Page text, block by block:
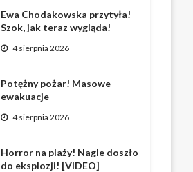
Ewa Chodakowska przytyła!
Szok, jak teraz wygląda!
4 sierpnia 2026
Potężny pożar! Masowe
ewakuacje
4 sierpnia 2026
Horror na plaży! Nagle doszło
do eksplozji! [VIDEO]